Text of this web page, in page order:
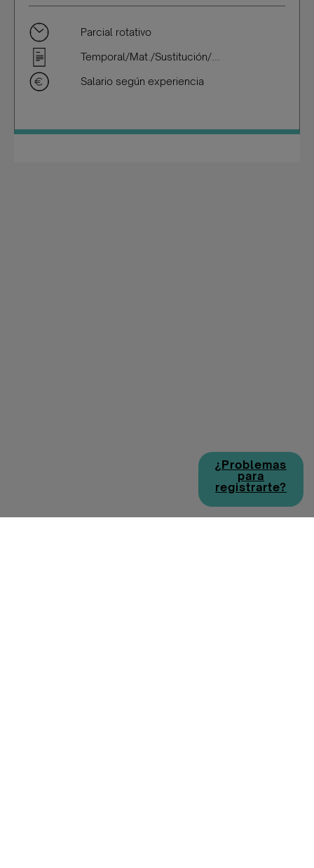
Parcial rotativo
Temporal/Mat./Sustitución/...
Salario según experiencia
¿Problemas
para
registrarte?